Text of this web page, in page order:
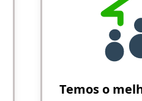
Temos o